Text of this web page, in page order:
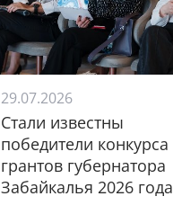
29.07.2026
Стали известны
победители конкурса
грантов губернатора
Забайкалья 2026 года